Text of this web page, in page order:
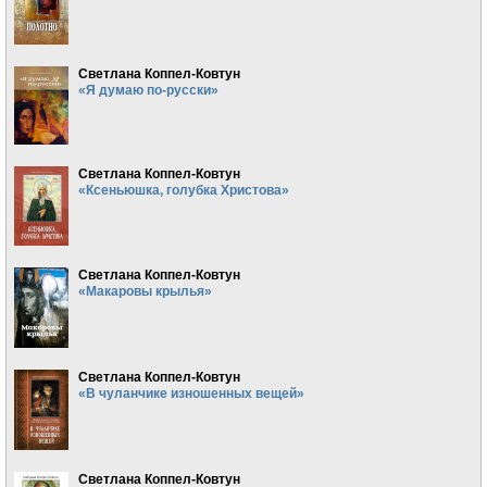
Светлана Коппел-Ковтун
«Я думаю по-русски»
Светлана Коппел-Ковтун
«Ксеньюшка, голубка Христова»
Светлана Коппел-Ковтун
«Макаровы крылья»
Светлана Коппел-Ковтун
«В чуланчике изношенных вещей»
Светлана Коппел-Ковтун